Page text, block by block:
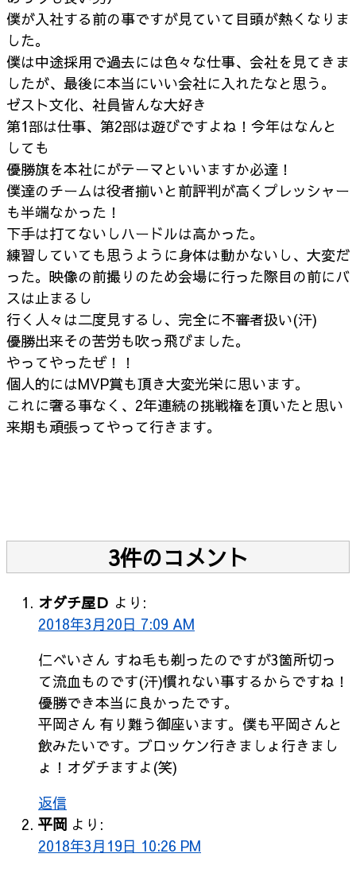
僕が入社する前の事ですが見ていて目頭が熱くなりま
した。
僕は中途採用で過去には色々な仕事、会社を見てきま
したが、最後に本当にいい会社に入れたなと思う。
ゼスト文化、社員皆んな大好き
第1部は仕事、第2部は遊びですよね！今年はなんと
しても
優勝旗を本社にがテーマといいますか必達！
僕達のチームは役者揃いと前評判が高くプレッシャー
も半端なかった！
下手は打てないしハードルは高かった。
練習していても思うように身体は動かないし、大変だ
った。映像の前撮りのため会場に行った際目の前にバ
スは止まるし
行く人々は二度見するし、完全に不審者扱い(汗)
優勝出来その苦労も吹っ飛びました。
やってやったぜ！！
個人的にはMVP賞も頂き大変光栄に思います。
これに奢る事なく、2年連続の挑戦権を頂いたと思い
来期も頑張ってやって行きます。
3件のコメント
オダチ屋Ｄ より:
2018年3月20日 7:09 AM
仁べいさん すね毛も剃ったのですが3箇所切っ
て流血ものです(汗)慣れない事するからですね！
優勝でき本当に良かったです。
平岡さん 有り難う御座います。僕も平岡さんと
飲みたいです。ブロッケン行きましょ行きまし
ょ！オダチますよ(笑)
返信
平岡 より:
2018年3月19日 10:26 PM